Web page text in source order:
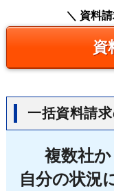
＼ 資料
資
一括資料請
複数社か
自分の状況